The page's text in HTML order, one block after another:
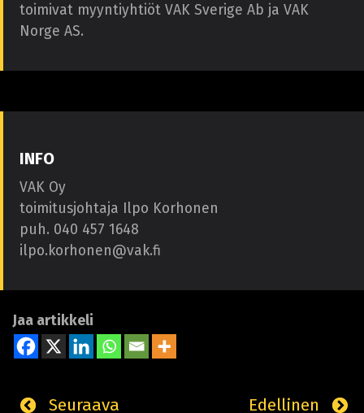
toimivat myyntiyhtiöt VAK Sverige Ab ja VAK
Norge AS.
INFO
VAK Oy
toimitusjohtaja Ilpo Korhonen
puh. 040 457 1648
ilpo.korhonen@vak.fi
Jaa artikkeli
Edellinen
Seuraava